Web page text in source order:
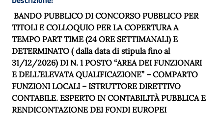
BANDO PUBBLICO DI CONCORSO PUBBLICO PER
TITOLI E COLLOQUIO PER LA COPERTURA A
TEMPO PART TIME (24 ORE SETTIMANALI) E
DETERMINATO ( dalla data di stipula fino al
31/12/2026) DI N. 1 POSTO “AREA DEI FUNZIONARI
E DELL’ELEVATA QUALIFICAZIONE” – COMPARTO
FUNZIONI LOCALI – ISTRUTTORE DIRETTIVO
CONTABILE. ESPERTO IN CONTABILITÀ PUBBLICA E
RENDICONTAZIONE DEI FONDI EUROPEI